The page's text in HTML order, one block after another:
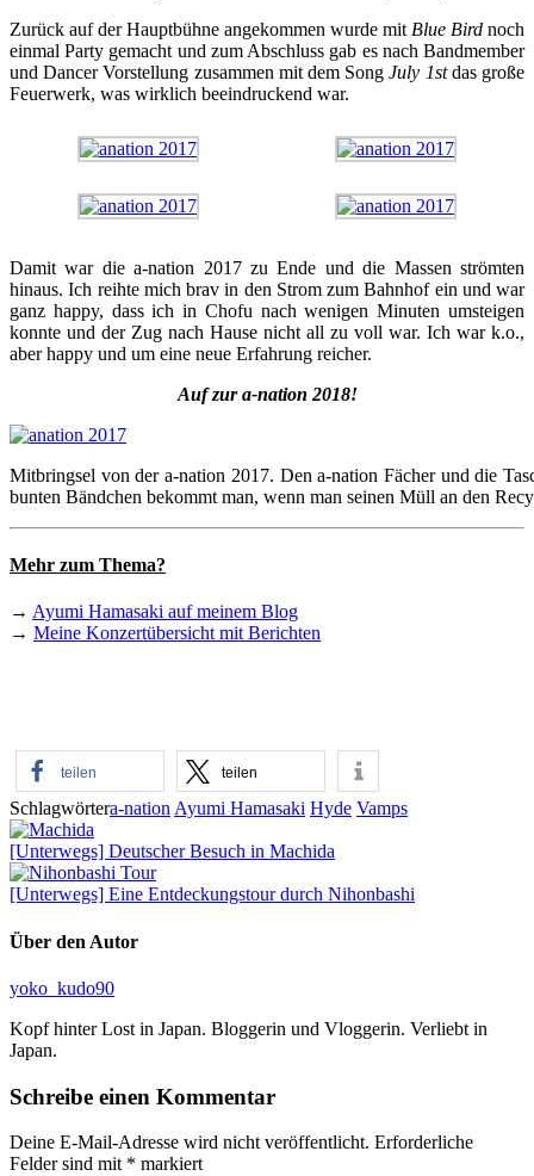
Zurück auf der Hauptbühne angekommen wurde mit Blue Bird noch
einmal Party gemacht und zum Abschluss gab es nach Bandmember
und Dancer Vorstellung zusammen mit dem SongJuly 1stdas große
Feuerwerk, was wirklich beeindruckend war.
Damit war die a-nation 2017 zu Ende und die Massen strömten
hinaus. Ich reihte mich brav in den Strom zum Bahnhof ein und war
ganz happy, dass ich in Chofu nach wenigen Minuten umsteigen
konnte und der Zug nach Hause nicht all zu voll war. Ich war k.o.,
aber happy und um eine neue Erfahrung reicher.
Auf zur a-nation 2018!
Mitbringsel von der a-nation 2017. Den a-nation Fächer und die
bunten Bändchen bekommt man, wenn man seinen Müll an den
Mehr zum Thema?
→ Ayumi Hamasaki auf meinem Blog
→ Meine Konzertübersicht mit Berichten
teilen teilen
Schlagwörtera-nation Ayumi Hamasaki Hyde Vamps
[Unterwegs] Deutscher Besuch in Machida
[Unterwegs] Eine Entdeckungstour durch Nihonbashi
Über den Autor
yoko_kudo90
Kopf hinter Lost in Japan. Bloggerin und Vloggerin. Verliebt in
Japan.
Schreibe einen Kommentar
Deine E-Mail-Adresse wird nicht veröffentlicht. Erforderliche
Felder sind mit * markiert